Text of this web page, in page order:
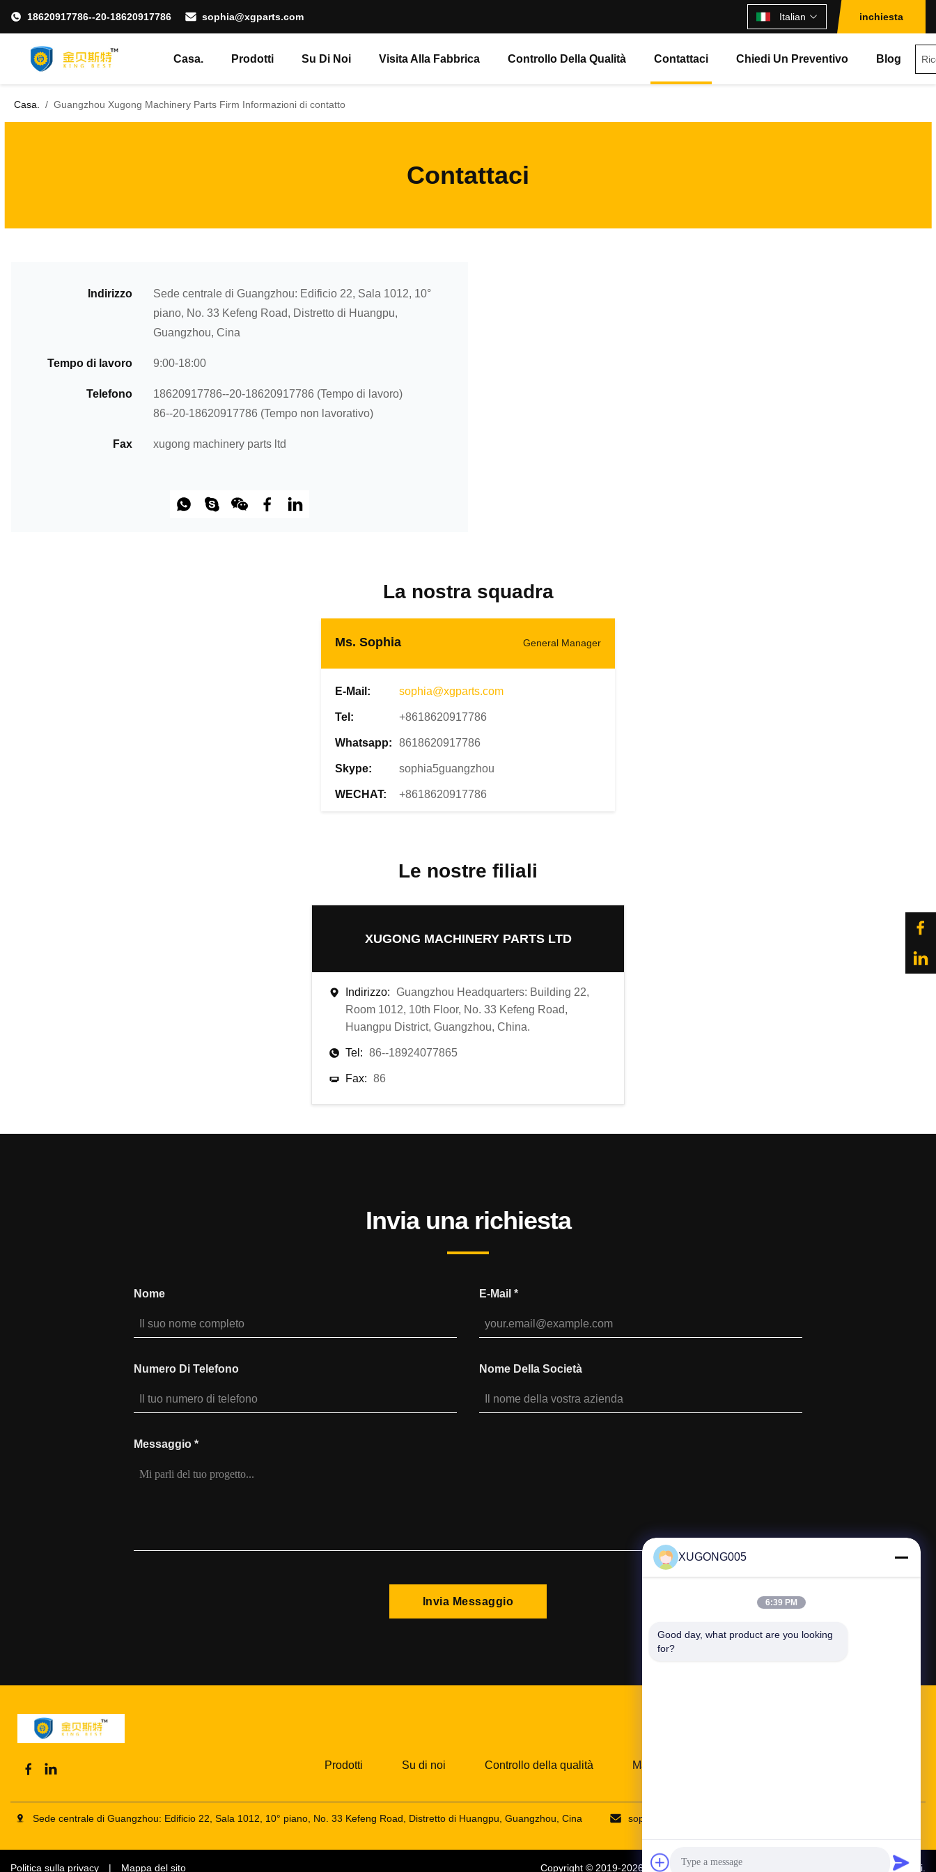
18620917786--20-18620917786 sophia@xgparts.com Italian inchiesta
Casa. Prodotti Su Di Noi Visita Alla Fabbrica Controllo Della Qualità Contattaci Chiedi Un Preventivo Blog
Casa. / Guangzhou Xugong Machinery Parts Firm Informazioni di contatto
Contattaci
Indirizzo
Sede centrale di Guangzhou: Edificio 22, Sala 1012, 10°
piano, No. 33 Kefeng Road, Distretto di Huangpu,
Guangzhou, Cina
Tempo di lavoro 9:00-18:00
Telefono
18620917786--20-18620917786 (Tempo di lavoro)
86--20-18620917786 (Tempo non lavorativo)
Fax xugong machinery parts ltd
La nostra squadra
Ms. Sophia General Manager
E-Mail: sophia@xgparts.com
Tel: +8618620917786
Whatsapp: 8618620917786
Skype: sophia5guangzhou
WECHAT: +8618620917786
Le nostre filiali
XUGONG MACHINERY PARTS LTD
Indirizzo: Guangzhou Headquarters: Building 22,
Room 1012, 10th Floor, No. 33 Kefeng Road,
Huangpu District, Guangzhou, China.
Tel: 86--18924077865
Fax: 86
Invia una richiesta
Nome E-Mail *
Numero Di Telefono Nome Della Società
Messaggio *
Invia Messaggio
Prodotti Su di noi Controllo della qualità Mappa del sito
Sede centrale di Guangzhou: Edificio 22, Sala 1012, 10° piano, No. 33 Kefeng Road, Distretto di Huangpu, Guangzhou, Cina sophia@xgparts.com
Politica sulla privacy | Mappa del sito Copyright © 2019-2026 Guangzhou Xugong Machinery Parts Firm . Tutti i diritti riservati.
XUGONG005
6:39 PM
Good day, what product are you looking
for?